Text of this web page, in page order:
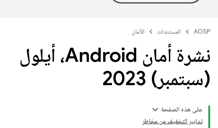
AOSP المستندات الأمان
نشرة أمان Android، أيلول
(سبتمبر) 2023
على هذه الصفحة
تدابير التخفيف من مخاطر